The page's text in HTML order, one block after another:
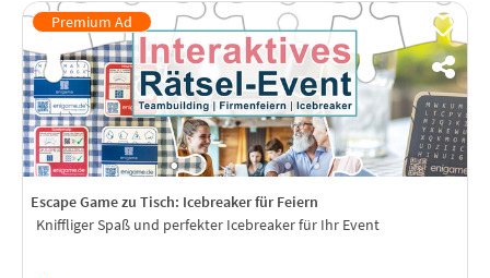
Escape Game zu Tisch: Icebreaker für Feiern
Kniffliger Spaß und perfekter Icebreaker für Ihr Event